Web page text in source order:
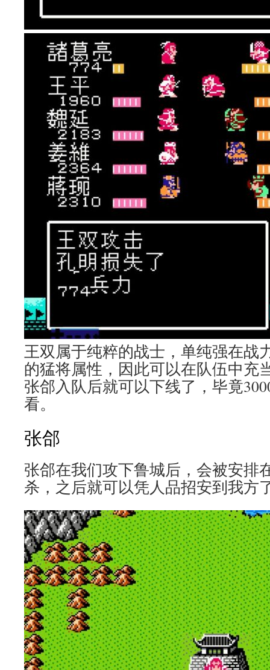
王双属于纯粹的战士，单纯强在战
的猛将属性，因此可以在队伍中充
张郃入队后就可以下线了，毕竟
看。
张郃
张郃在我们攻下鲁城后，会被安排
杀，之后就可以凭人品招安到我方